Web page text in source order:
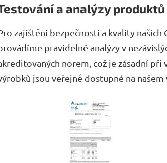
a analýzy produktů
zajištění bezpečnosti a kvality našich
pravidelné analýzy v
norem, což je zásadní
jsou veřejně dostupné na